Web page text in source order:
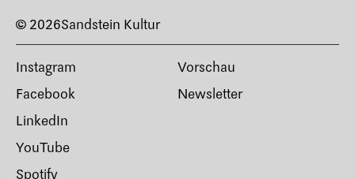
© 2026Sandstein Kultur
Instagram
Facebook
LinkedIn
YouTube
Spotify
Vorschau
Newsletter